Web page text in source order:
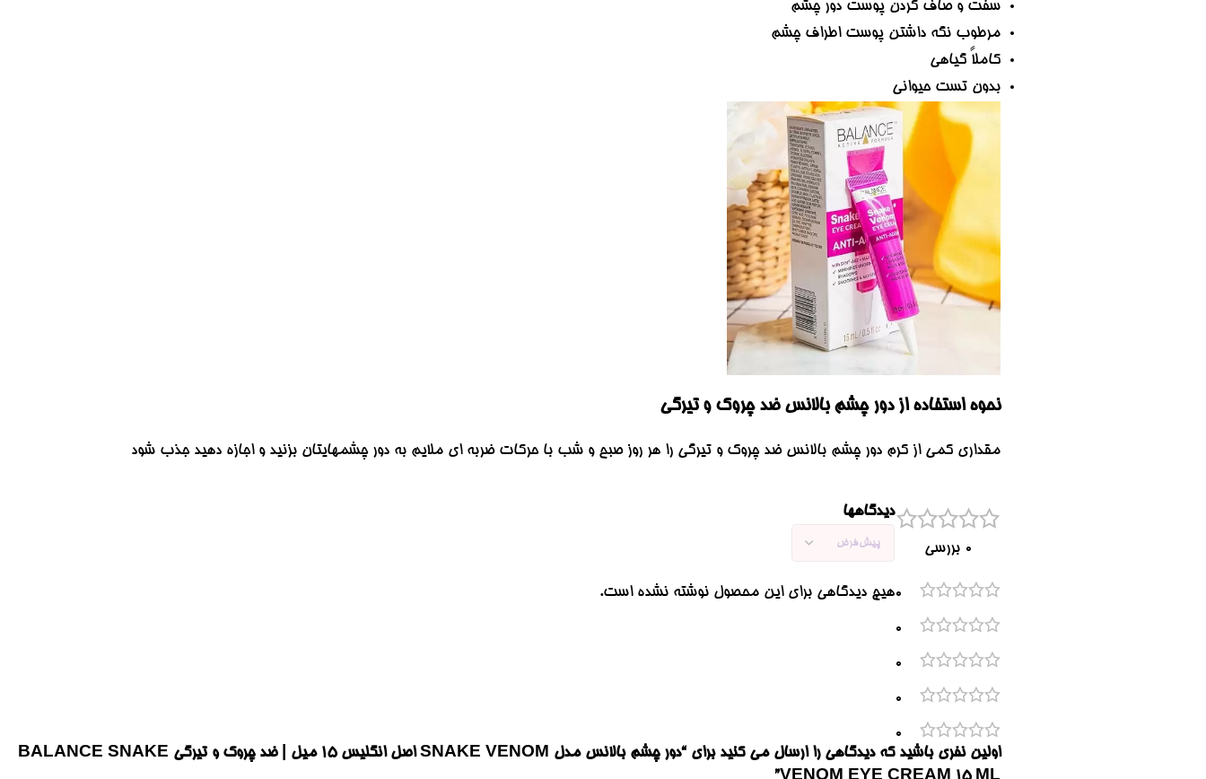
سفت و صاف کردن پوست دور چشم
مرطوب نگه داشتن پوست اطراف چشم
کاملاً گیاهی
بدون تست حیوانی
نحوه استفاده از دور چشم بالانس ضد چروک و تیرگی
مقداری کمی از کرم دور چشم بالانس ضد چروک و تیرگی را هر روز صبح و شب با حرکات ضربه ای ملایم به دور چشمهایتان بزنید و اجازه دهید جذب شود
0 بررسی
0
0
0
0
0
دیدگاهها
هیچ دیدگاهی برای این محصول نوشته نشده است.
اولین نفری باشید که دیدگاهی را ارسال می کنید برای “دور چشم بالانس مدل SNAKE VENOM اصل انگلیس ۱۵ میل | ضد چروک و تیرگی BALANCE SNAKE